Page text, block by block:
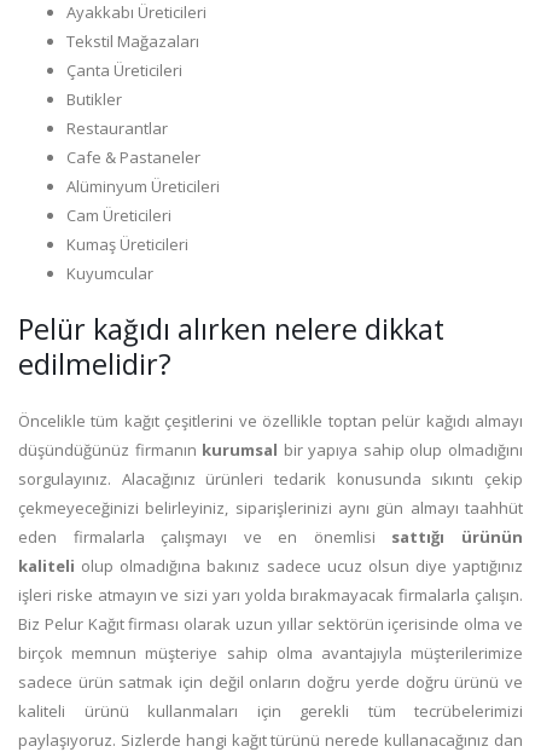
Ayakkabı Üreticileri
Tekstil Mağazaları
Çanta Üreticileri
Butikler
Restaurantlar
Cafe & Pastaneler
Alüminyum Üreticileri
Cam Üreticileri
Kumaş Üreticileri
Kuyumcular
Pelür kağıdı alırken nelere dikkat
edilmelidir?
Öncelikle tüm kağıt çeşitlerini ve özellikle toptan pelür kağıdı almayı
düşündüğünüz firmanın kurumsal bir yapıya sahip olup olmadığını
sorgulayınız. Alacağınız ürünleri tedarik konusunda sıkıntı çekip
çekmeyeceğinizi belirleyiniz, siparişlerinizi aynı gün almayı taahhüt
eden firmalarla çalışmayı ve en önemlisi sattığı ürünün
kaliteli olup olmadığına bakınız sadece ucuz olsun diye yaptığınız
işleri riske atmayın ve sizi yarı yolda bırakmayacak firmalarla çalışın.
Biz Pelur Kağıt firması olarak uzun yıllar sektörün içerisinde olma ve
birçok memnun müşteriye sahip olma avantajıyla müşterilerimize
sadece ürün satmak için değil onların doğru yerde doğru ürünü ve
kaliteli ürünü kullanmaları için gerekli tüm tecrübelerimizi
paylaşıyoruz. Sizlerde hangi kağıt türünü nerede kullanacağınız dan